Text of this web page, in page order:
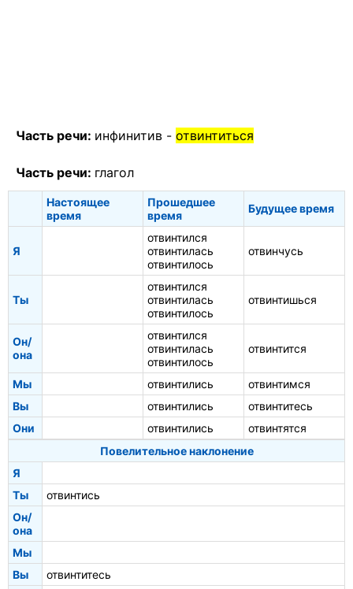
Часть речи: инфинитив - отвинтиться
Часть речи: глагол
Настоящее
время
Прошедшее
время
Будущее время
Я
отвинтился
отвинтилась
отвинтилось
отвинчусь
Ты
отвинтился
отвинтилась
отвинтилось
отвинтишься
Он/
она
отвинтился
отвинтилась
отвинтилось
отвинтится
Мы отвинтились
отвинтимся
Вы
отвинтились
отвинтитесь
Они
отвинтились
отвинтятся
Повелительное наклонение
Я
Ты
отвинтись
Он/
она
Мы
Вы
отвинтитесь